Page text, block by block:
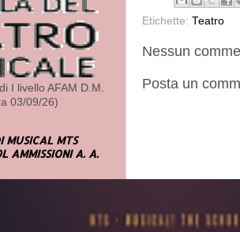
Etichette: Teatro
Nessun
Posta un
I livello AFAM D.M.
03/09/26)
MUSICAL MTS
AMMISSIONI A. A.